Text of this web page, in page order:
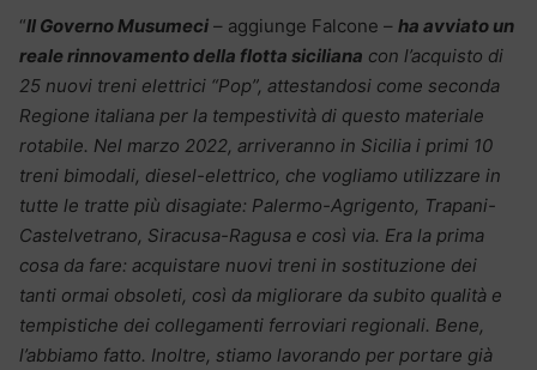
“Il Governo Musumeci – aggiunge Falcone – ha avviato un
reale rinnovamento della flotta siciliana con l’acquisto di
25 nuovi treni elettrici “Pop”, attestandosi come seconda
Regione italiana per la tempestività di questo materiale
rotabile. Nel marzo 2022, arriveranno in Sicilia i primi 10
treni bimodali, diesel-elettrico, che vogliamo utilizzare in
tutte le tratte più disagiate: Palermo-Agrigento, Trapani-
Castelvetrano, Siracusa-Ragusa e così via. Era la prima
cosa da fare: acquistare nuovi treni in sostituzione dei
tanti ormai obsoleti, così da migliorare da subito qualità e
tempistiche dei collegamenti ferroviari regionali. Bene,
l’abbiamo fatto. Inoltre, stiamo lavorando per portare già